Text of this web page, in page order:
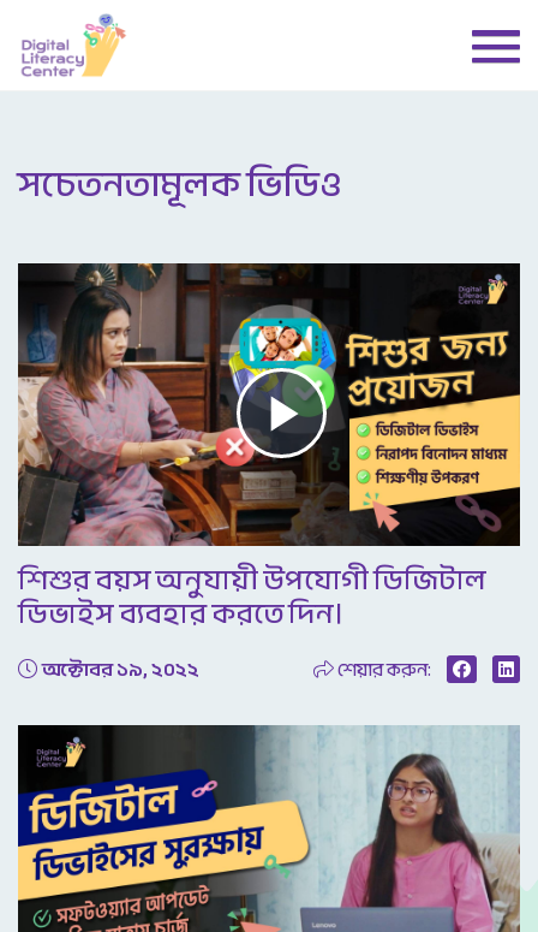
সচেতনতামূলক ভিডিও
Play
Video
শিশুর বয়স অনুযায়ী উপযোগী ডিজিটাল
ডিভাইস ব্যবহার করতে দিন।
অক্টোবর ১৯, ২০২২ শেয়ার করুন: